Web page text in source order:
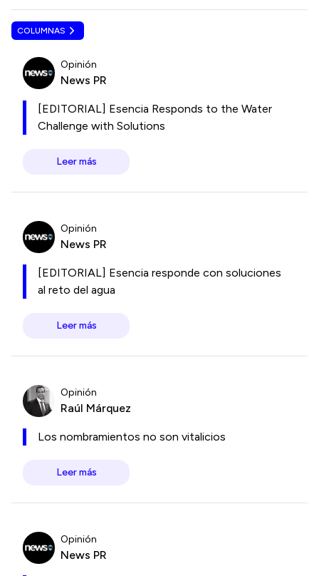
COLUMNAS
Opinión
News PR
[EDITORIAL] Esencia Responds to the Water
Challenge with Solutions
Leer más
Opinión
News PR
[EDITORIAL] Esencia responde con soluciones
al reto del agua
Leer más
Opinión
Raúl Márquez
Los nombramientos no son vitalicios
Leer más
Opinión
News PR